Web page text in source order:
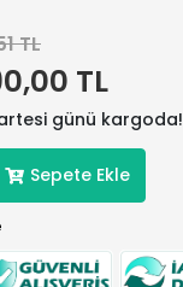
TL
TL
günü kargoda!
Sepete Ekle